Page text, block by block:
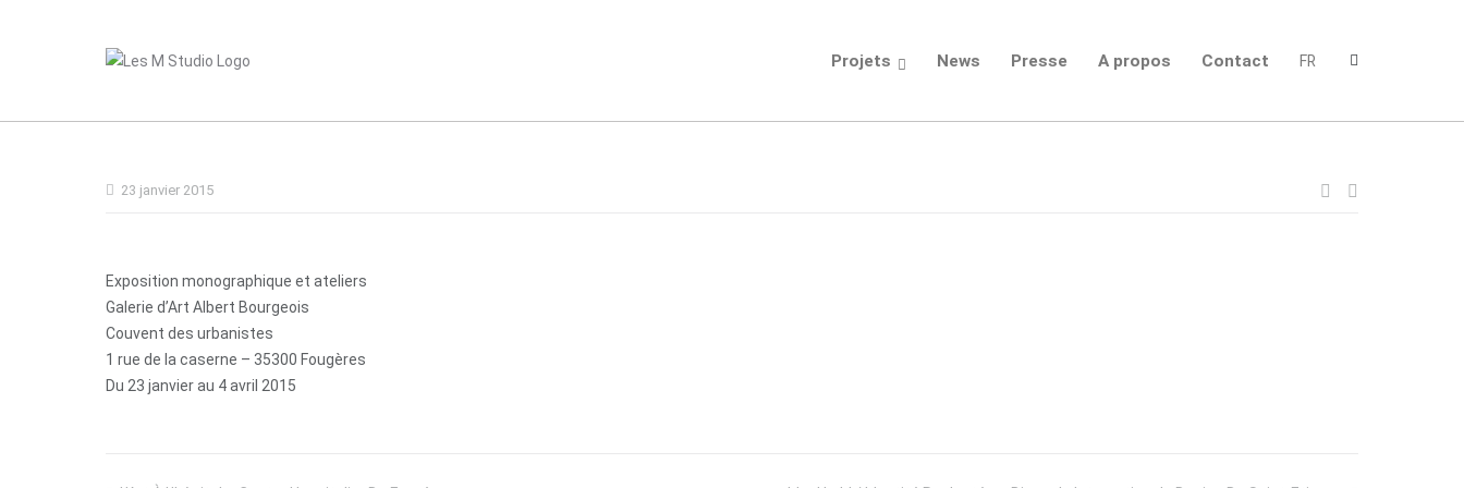
Projets News Presse A propos Contact FR
23 janvier 2015
Navigation
Exposition monographique et ateliers
Galerie d’Art Albert Bourgeois
Couvent des urbanistes
1 rue de la caserne – 35300 Fougères
Du 23 janvier au 4 avril 2015